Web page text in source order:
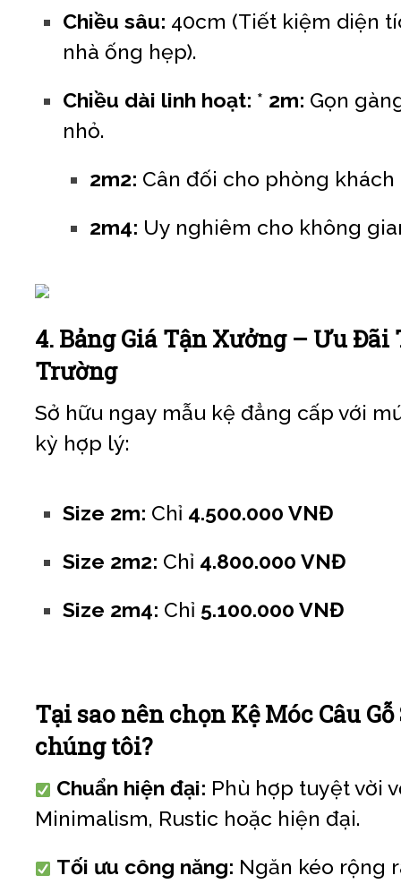
Chiều sâu: 40cm (Tiết kiệm diện
nhà ống hẹp).
Chiều dài linh hoạt: * 2m: Gọn
nhỏ.
2m2: Cân đối cho phòng
2m4: Uy nghiêm cho không
4. Bảng Giá Tận Xưởng – Ưu
Trường
Sở hữu ngay mẫu kệ đẳng cấp với
kỳ hợp lý:
Size 2m: Chỉ 4.500.000 VNĐ
Size 2m2: Chỉ 4.800.000 VNĐ
Size 2m4: Chỉ 5.100.000 VNĐ
Tại sao nên chọn Kệ Móc Câu Gỗ
chúng tôi?
Chuẩn hiện đại: Phù hợp tuyệt vời
Minimalism, Rustic hoặc hiện đại.
Tối ưu công năng: Ngăn kéo rộng